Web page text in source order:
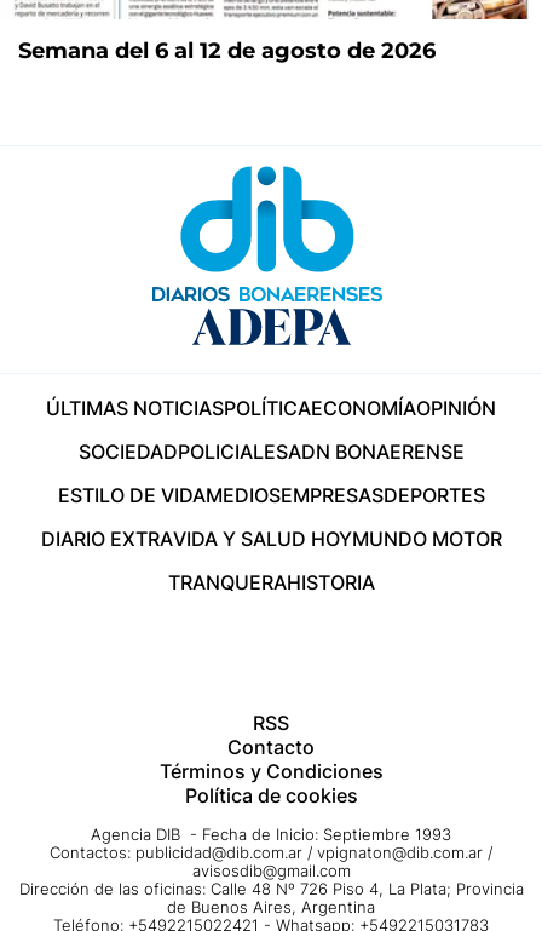
Semana del 6 al 12 de agosto de 2026
ÚLTIMAS NOTICIASPOLÍTICAECONOMÍAOPINIÓN
SOCIEDADPOLICIALESADN BONAERENSE
ESTILO DE VIDAMEDIOSEMPRESASDEPORTES
DIARIO EXTRAVIDA Y SALUD HOYMUNDO MOTOR
TRANQUERAHISTORIA
RSS
Contacto
Términos y Condiciones
Política de cookies
Agencia DIB - Fecha de Inicio: Septiembre 1993
Contactos: publicidad@dib.com.ar / vpignaton@dib.com.ar /
avisosdib@gmail.com
Dirección de las oficinas: Calle 48 Nº 726 Piso 4, La Plata; Provincia
de Buenos Aires, Argentina
Teléfono: +5492215022421 - Whatsapp: +5492215031783